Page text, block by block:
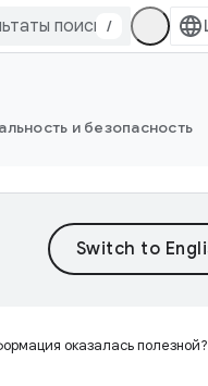
/
и безопасность
оказалась полезной?